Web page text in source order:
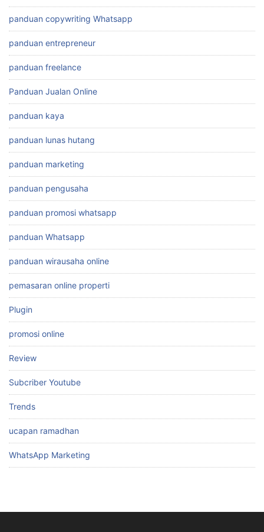
panduan copywriting Whatsapp
panduan entrepreneur
panduan freelance
Panduan Jualan Online
panduan kaya
panduan lunas hutang
panduan marketing
panduan pengusaha
panduan promosi whatsapp
panduan Whatsapp
panduan wirausaha online
pemasaran online properti
Plugin
promosi online
Review
Subcriber Youtube
Trends
ucapan ramadhan
WhatsApp Marketing